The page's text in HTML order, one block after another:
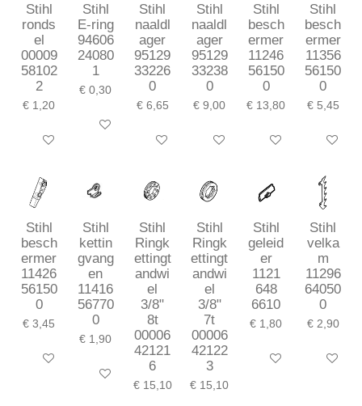
Stihl
ronds
el
00009
58102
2
€ 1,20
In winkelwagen
Stihl
E-ring
94606
24080
1
€ 0,30
In winkelwagen
Stihl
naaldl
ager
95129
33226
0
€ 6,65
In winkelwagen
Stihl
naaldl
ager
95129
33238
0
€ 9,00
In winkelwagen
Stihl
besch
ermer
11246
56150
0
€ 13,80
In winkelwagen
Stihl
besch
ermer
11356
56150
0
€ 5,45
In
Stihl
besch
ermer
11426
56150
0
€ 3,45
In winkelwagen
Stihl
kettin
gvang
en
11416
56770
0
€ 1,90
In winkelwagen
Stihl
Ringk
ettingt
andwi
el
3/8"
8t
00006
42121
6
€ 15,10
Stihl
Ringk
ettingt
andwi
el
3/8"
7t
00006
42122
3
€ 15,10
Stihl
geleid
er
1121
648
6610
€ 1,80
In winkelwagen
Stihl
velka
m
11296
64050
0
€ 2,90
In